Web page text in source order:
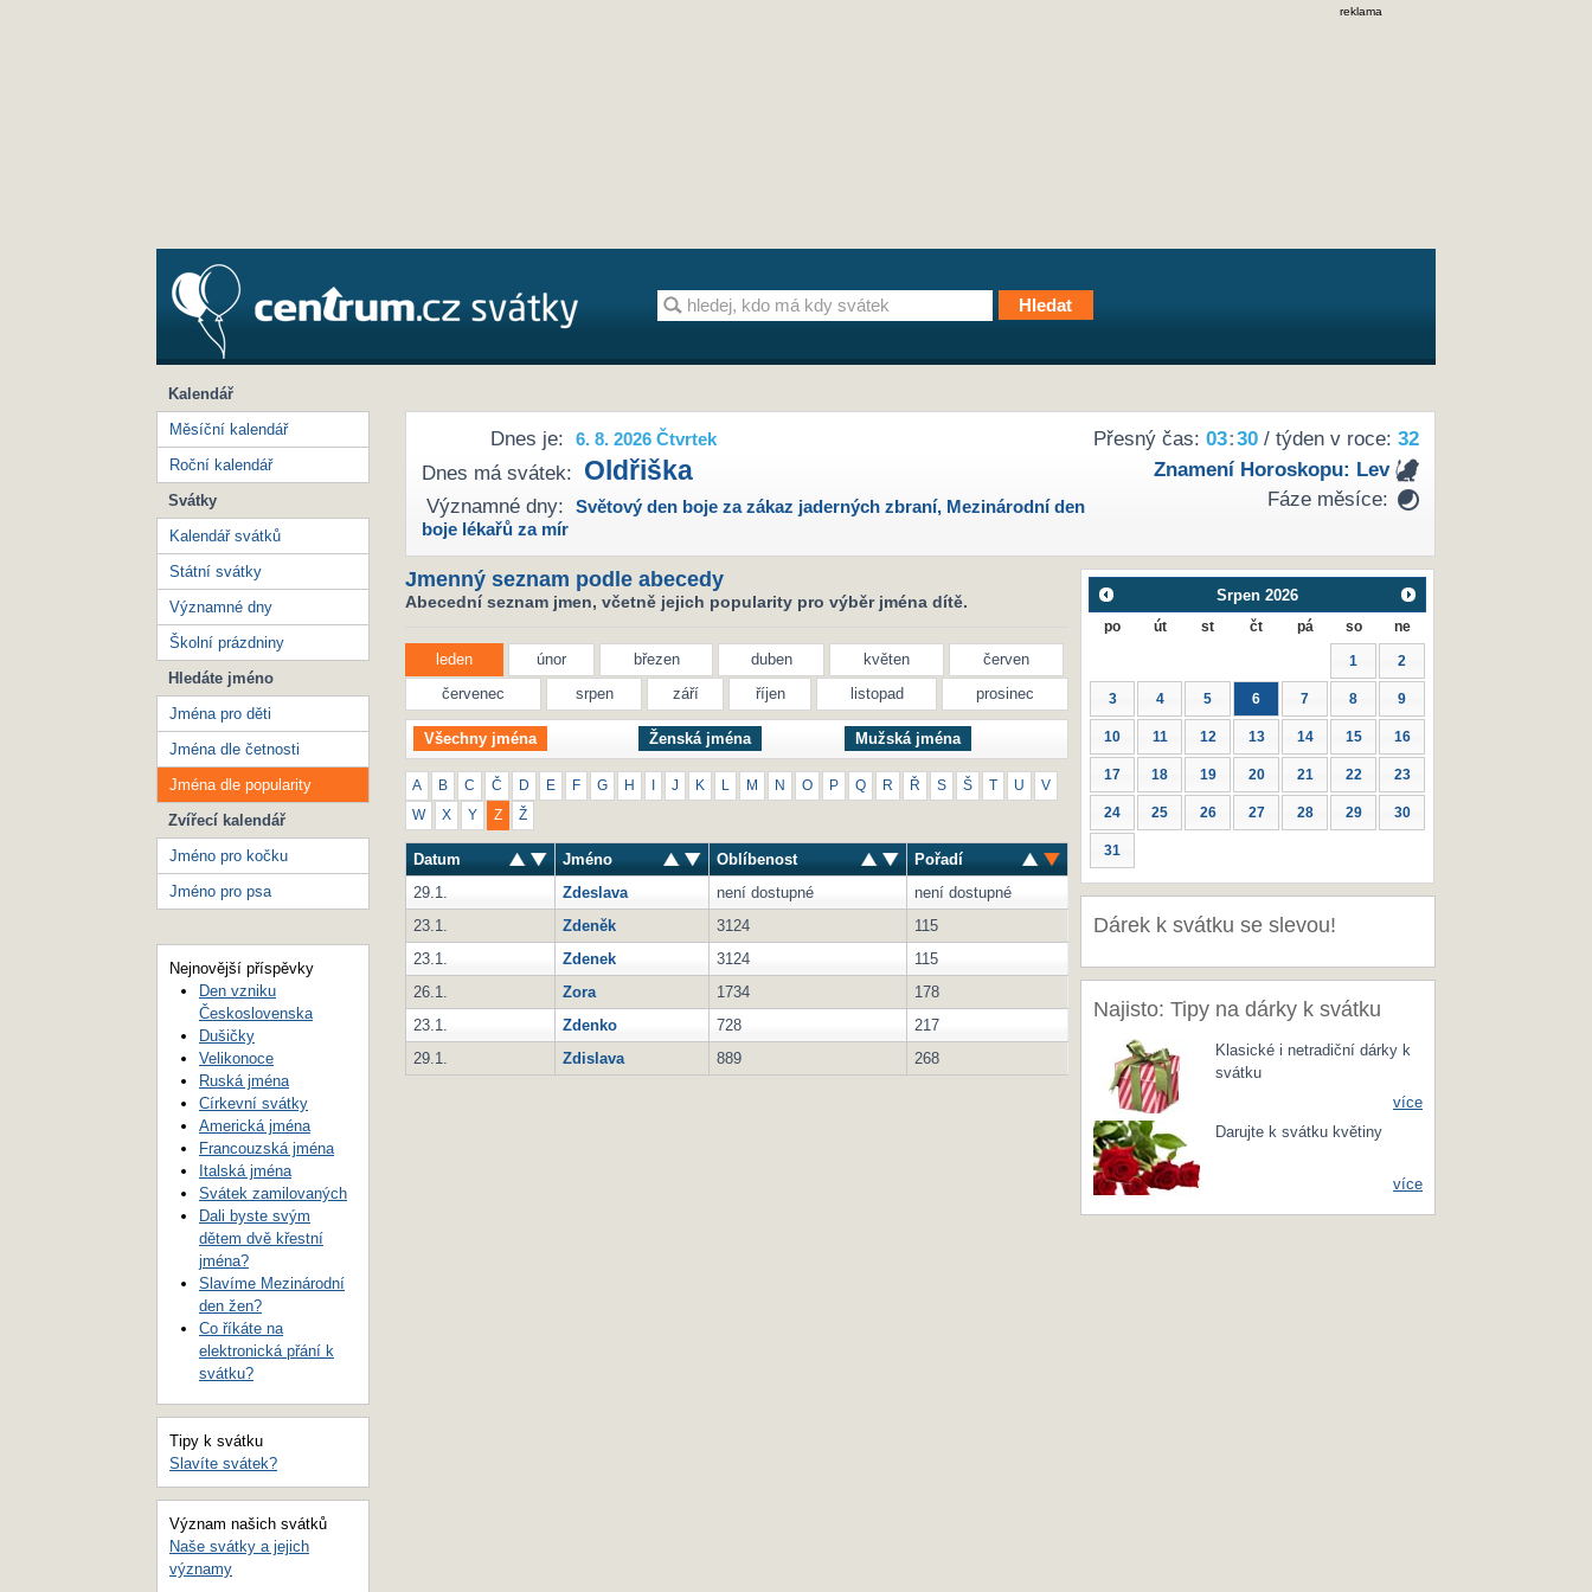
reklama
Přesný čas: 03:30/ týden v roce: 32
Znamení Horoskopu: Lev
Fáze měsíce:
Dnes je: 6. 8. 2026 Čtvrtek
Dnes má svátek: Oldřiška
Významné dny: Světový den boje za zákaz jaderných zbraní, Mezinárodní den
boje lékařů za mír
Jmenný seznam podle abecedy
Abecední seznam jmen, včetně jejich popularity pro výběr jména dítě.
leden únor březen duben květen
červen
červenec
srpen září říjen listopad prosinec
Všechny jména Ženská jména Mužská jména
A B C Č D E F G H J K M N O P Q R Ř S Š T U V
W X Y Z Ž
Datum Jméno Oblíbenost
Pořadí
29.1.
Zdeslava není dostupné
není dostupné
23.1.
Zdeněk 3124
115
23.1.
Zdenek 3124
115
26.1.
Zora 1734
178
23.1.
Zdenko 728
217
29.1.
Zdislava 889 268
Srpen 2026
po út st čt pá so ne
1 2
3 4 5 6 7 8 9
10 11 12 13 14 15 16
17 18 19 20 21 22 23
24 25 26 27 28 29 30
31
Dárek k svátku se slevou!
Najisto: Tipy na dárky k svátku
Klasické i netradiční dárky k
svátku
více
Darujte k svátku květiny
více
Kalendář
Měsíční kalendář
Roční kalendář
Svátky
Kalendář svátků
Státní svátky
Významné dny
Školní prázdniny
Hledáte jméno
Jména pro děti
Jména dle četnosti
Jména dle popularity
Zvířecí kalendář
Jméno pro kočku
Jméno pro psa
Nejnovější příspěvky
Den vzniku
Československa
Dušičky
Velikonoce
Ruská jména
Církevní svátky
Americká jména
Francouzská jména
Italská jména
Svátek zamilovaných
Dali byste svým
dětem dvě křestní
jména?
Slavíme Mezinárodní
den žen?
Co říkáte na
elektronická přání k
svátku?
Tipy k svátku
Slavíte svátek?
Význam našich svátků
Naše svátky a jejich
významy